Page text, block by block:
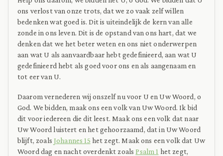
ons verlost van onze trots, dat we zo vaak zelf willen
bedenken wat goed is. Dit is uiteindelijk de kern van alle
zonde in ons leven. Dit is de opstand van ons hart, dat we
denken dat we het beter weten en ons niet onderwerpen
aan wat U als aanvaardbaar hebt gedefinieerd, aan wat U
gedefinieerd hebt als goed voor ons en als aangenaam en
tot eer van U.
Daarom vernederen wij onszelf nu voor U en Uw Woord, o
God. We bidden, maak ons een volk van Uw Woord. Ik bid
dit voor iedereen die dit leest. Maak ons een volk dat naar
Uw Woord luistert en het gehoorzaamd, dat in Uw Woord
blijft, zoals Johannes 15 het zegt. Maak ons een volk dat Uw
Woord dag en nacht overdenkt zoals Psalm 1 het zegt,